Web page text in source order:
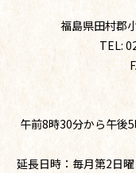
福島県田村郡
TEL:
午前8時30分から午後
延長日時：毎月第2日